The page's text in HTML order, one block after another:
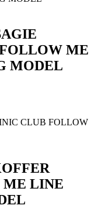
ME
MODEL
ME LINE